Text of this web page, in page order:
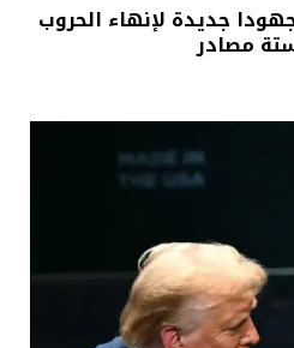
جديدة لإنهاء الحروب
مصادر